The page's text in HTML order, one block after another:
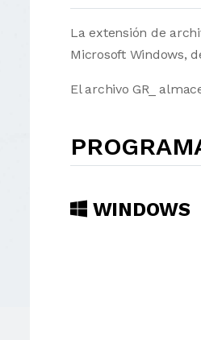
La extensión de
Microsoft Windows,
El archivo GR_
WINDOWS